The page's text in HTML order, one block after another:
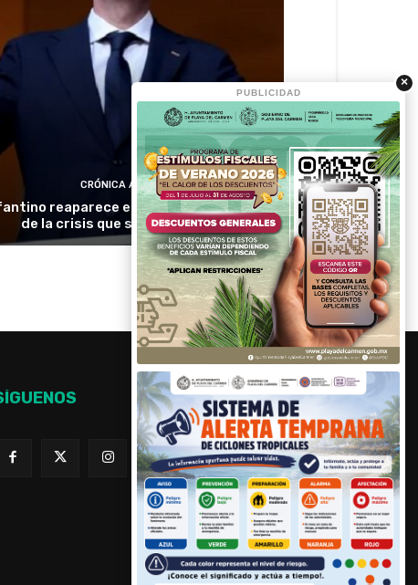
CRÓNICA ACTIVA
reaparece en Colombia en medio
de la crisis que sacude a la FIFA
×
PUBLICIDAD